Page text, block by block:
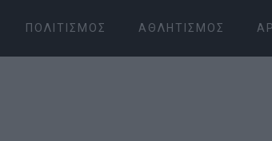
ΠΟΛΙΤΙΣΜΌΣ ΑΘΛΗΤΙΣΜΌΣ